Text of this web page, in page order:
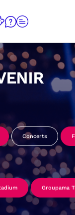
Concerts
Groupama